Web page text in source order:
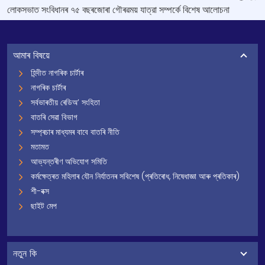
লোকসভাত সংবিধানৰ ৭৫ বছৰজোৰা গৌৰৱময় যাত্রা সম্পর্কে বিশেষ আলোচনা
আমাৰ বিষয়ে
হিন্দীত নাগৰিক চাৰ্টাৰ
নাগৰিক চাৰ্টাৰ
সৰ্বভাৰতীয় ৰেডিঅ’ সংহিতা
বাতৰি সেৱা বিভাগ
সম্প্ৰচাৰ মাধ্যমৰ বাবে বাতৰি নীতি
মতামত
আভ্যন্তৰীণ অভিযোগ সমিতি
কৰ্মক্ষেত্ৰত মহিলাৰ যৌন নিৰ্যাতনৰ সবিশেষ (প্ৰতিৰোধ, নিষেধাজ্ঞা আৰু প্ৰতিকাৰ)
শী-বক্স
ছাইট মেপ
নতুন কি